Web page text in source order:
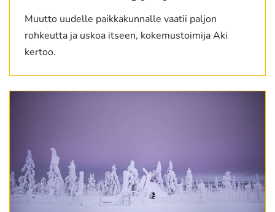
Muutto uudelle paikkakunnalle vaatii paljon
rohkeutta ja uskoa itseen, kokemustoimija Aki
kertoo.